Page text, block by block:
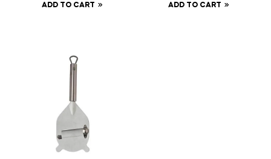
ADD TO CART ADD TO CART